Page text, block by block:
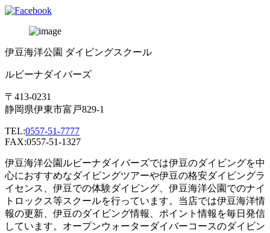
伊豆海洋公園 ダイビングスクール
ルビーナダイバーズ
〒413-0231
静岡県伊東市富戸829-1
TEL:0557-51-7777
FAX:0557-51-1327
伊豆海洋公園ルビーナダイバーズでは伊豆のダイビングを中
心におすすめなダイビングツアーや伊豆の格安ダイビングラ
イセンス、伊豆での体験ダイビング、伊豆海洋公園でのナイ
トロックス等スクールを行っています。当店では伊豆海洋情
報の更新、伊豆のダイビング情報、ポイント情報を毎日発信
しています。オープンウォーターダイバーコースのダイビン